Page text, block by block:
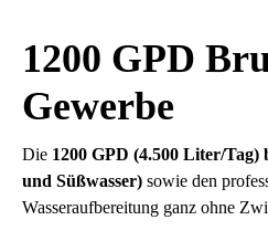
1200 GPD
Gewerbe
Die 1200 GPD (4.500 Liter/Tag)
und Süßwasser) sowie den
Wasseraufbereitung ganz ohne